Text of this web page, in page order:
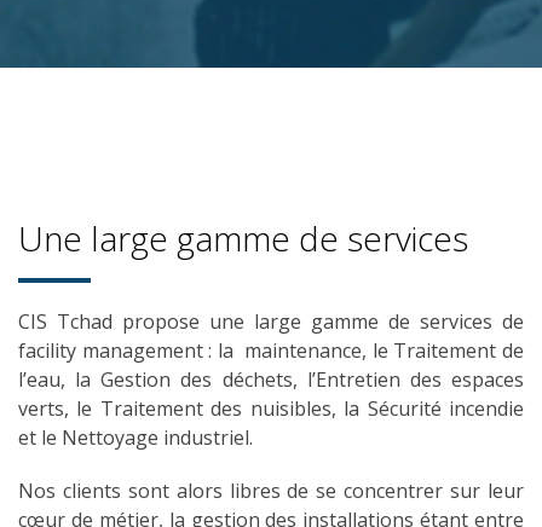
Une large gamme de services
CIS Tchad propose une large gamme de services de
facility management : la maintenance, le Traitement de
l’eau, la Gestion des déchets, l’Entretien des espaces
verts, le Traitement des nuisibles, la Sécurité incendie
et le Nettoyage industriel.
Nos clients sont alors libres de se concentrer sur leur
cœur de métier, la gestion des installations étant entre